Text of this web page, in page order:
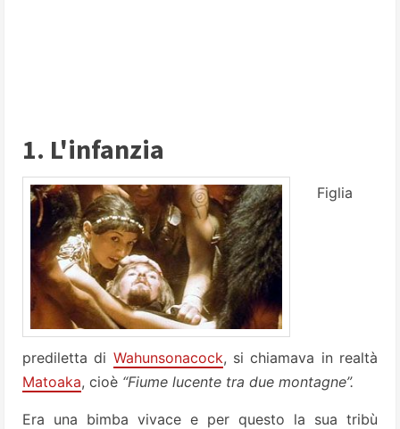
1. L'infanzia
Figlia
prediletta di Wahunsonacock, si chiamava in realtà
Matoaka, cioè “Fiume lucente tra due montagne”.
Era una bimba vivace e per questo la sua tribù